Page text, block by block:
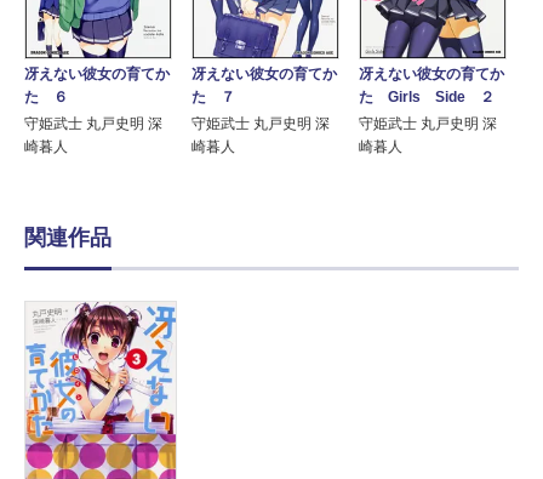
冴えない彼女の育てか
た ６
守姫武士 丸戸史明 深
崎暮人
冴えない彼女の育てか
た ７
守姫武士 丸戸史明 深
崎暮人
冴えない彼女の育てか
た Girls Side ２
守姫武士 丸戸史明 深
崎暮人
関連作品